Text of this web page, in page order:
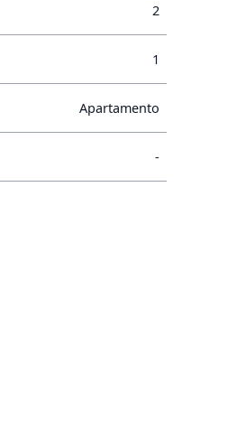
2
1
Apartamento
-